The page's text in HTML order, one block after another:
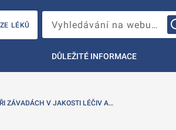
LÉKŮ
DŮLEŽITÉ INFORMACE
ZÁVADÁCH V JAKOSTI LÉČIV A…